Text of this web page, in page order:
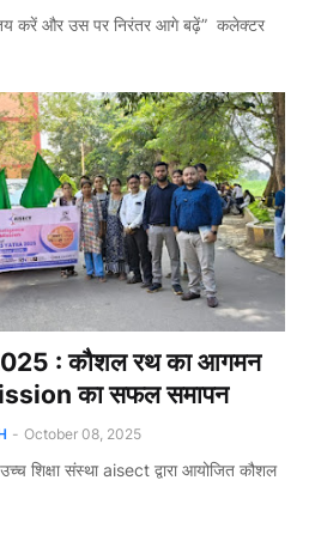
तय करें और उस पर निरंतर आगे बढ़ें” कलेक्टर
: कौशल रथ का आगमन
का सफल समापन
- October 08, 2025
शिक्षा संस्था aisect द्वारा आयोजित कौशल